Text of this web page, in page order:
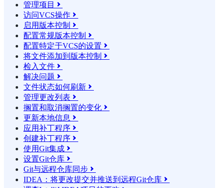
管理项目 
访问VCS操作 
启用版本控制 
配置常规版本控制 
配置特定于VCS的设置 
将文件添加到版本控制 
检入文件 
解决问题 
文件状态如何刷新 
管理更改列表 
搁置和取消搁置的变化 
更新本地信息 
应用补丁程序 
创建补丁程序 
使用Git集成 
设置Git仓库 
Git与远程仓库同步 
IDEA：将更改提交并推送到远程Git仓库 